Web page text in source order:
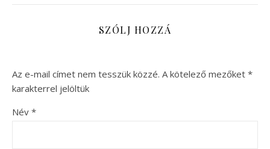
SZÓLJ HOZZÁ
Az e-mail címet nem tesszük közzé. A kötelező mezőket *
karakterrel jelöltük
Név *